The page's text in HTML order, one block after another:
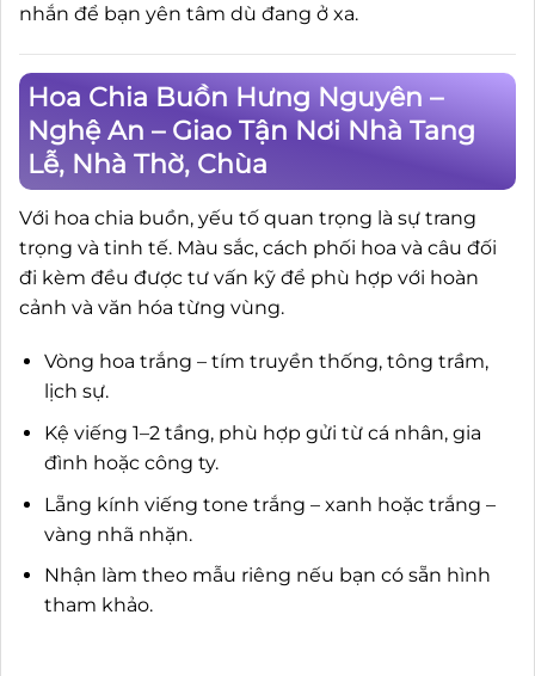
nhắn để bạn yên tâm dù đang ở xa.
Hoa Chia Buồn Hưng Nguyên –
Nghệ An – Giao Tận Nơi Nhà Tang
Lễ, Nhà Thờ, Chùa
Với hoa chia buồn, yếu tố quan trọng là sự trang
trọng và tinh tế. Màu sắc, cách phối hoa và câu đối
đi kèm đều được tư vấn kỹ để phù hợp với hoàn
cảnh và văn hóa từng vùng.
Vòng hoa trắng – tím truyền thống, tông trầm,
lịch sự.
Kệ viếng 1–2 tầng, phù hợp gửi từ cá nhân, gia
đình hoặc công ty.
Lẵng kính viếng tone trắng – xanh hoặc trắng –
vàng nhã nhặn.
Nhận làm theo mẫu riêng nếu bạn có sẵn hình
tham khảo.